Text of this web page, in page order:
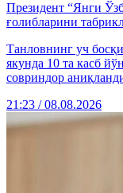
Президент “Янги
ғолибларини
Танловнинг уч
якунда 10 та касб
совриндор
21:23 / 08.08.2026